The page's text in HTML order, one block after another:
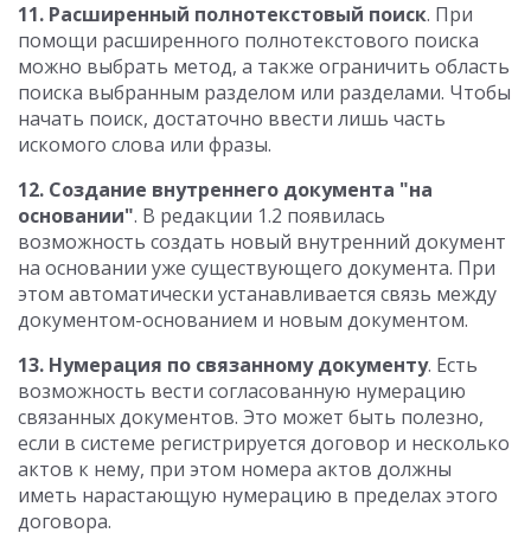
11. Расширенный полнотекстовый поиск. При
помощи расширенного полнотекстового поиска
можно выбрать метод, а также ограничить область
поиска выбранным разделом или разделами. Чтобы
начать поиск, достаточно ввести лишь часть
искомого слова или фразы.
12. Создание внутреннего документа "на
основании". В редакции 1.2 появилась
возможность создать новый внутренний документ
на основании уже существующего документа. При
этом автоматически устанавливается связь между
документом-основанием и новым документом.
13. Нумерация по связанному документу. Есть
возможность вести согласованную нумерацию
связанных документов. Это может быть полезно,
если в системе регистрируется договор и несколько
актов к нему, при этом номера актов должны
иметь нарастающую нумерацию в пределах этого
договора.